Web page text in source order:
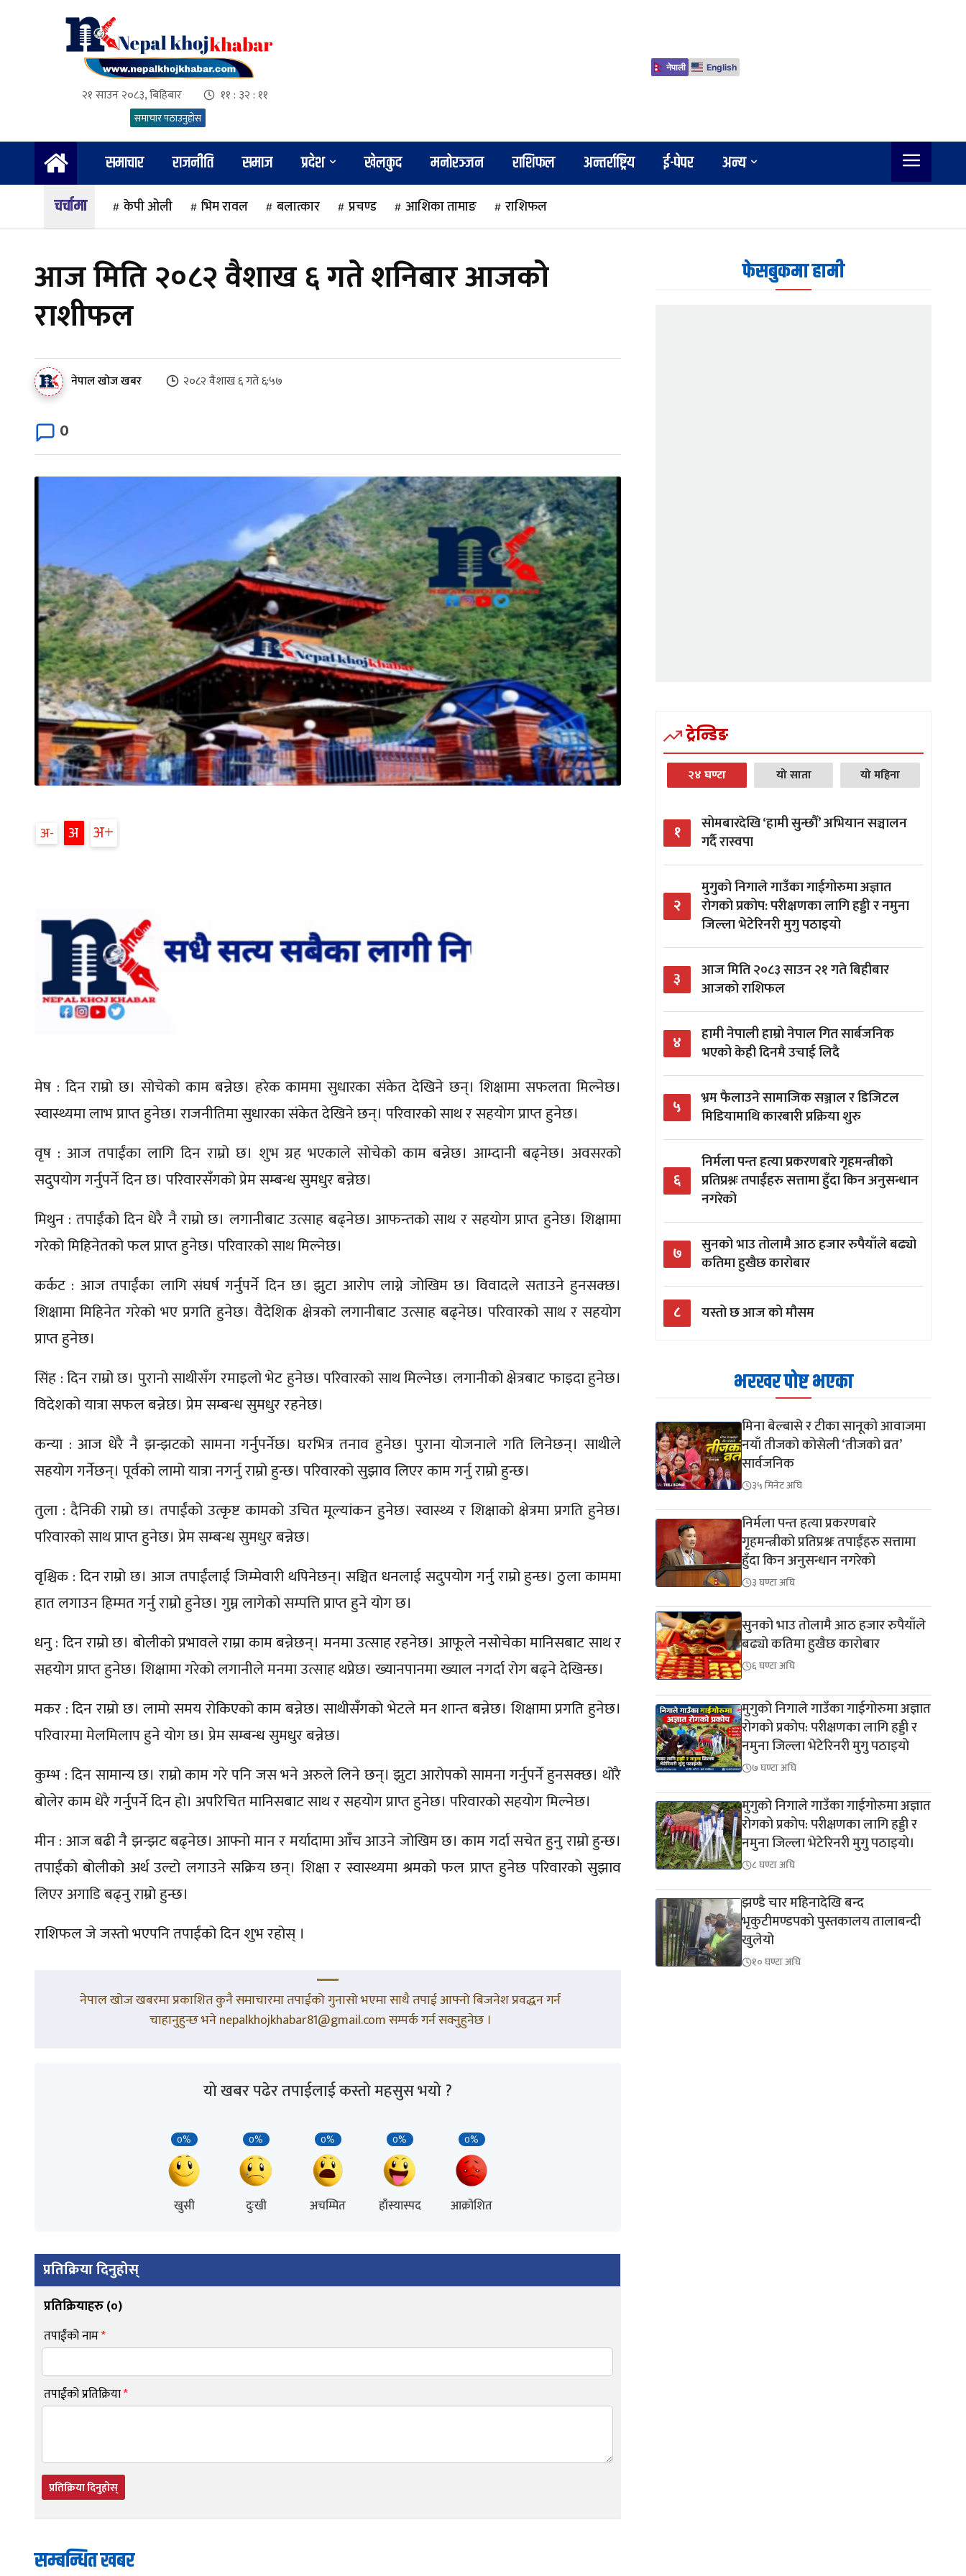
२१ साउन २०८३, बिहिबार ११ : ३२ : १२
समाचार पठाउनुहोस
नेपाली English
समाचार राजनीति समाज प्रदेश खेलकुद मनोरञ्जन राशिफल अन्तर्राष्ट्रिय ई-पेपर
अन्य
चर्चामा
केपी ओली भिम रावल बलात्कार प्रचण्ड आशिका तामाङ राशिफल
आज मिति २०८२ वैशाख ६ गते शनिबार आजको
राशीफल
नेपाल खोज खबर २०८२ वैशाख ६ गते ६:५७
0
अ अ अ
मेष : दिन राम्रो छ। सोचेको काम बन्नेछ। हरेक काममा सुधारका संकेत देखिने छन्। शिक्षामा सफलता मिल्नेछ।
स्वास्थ्यमा लाभ प्राप्त हुनेछ। राजनीतिमा सुधारका संकेत देखिने छन्। परिवारको साथ र सहयोग प्राप्त हुनेछ।
वृष : आज तपाईंका लागि दिन राम्रो छ। शुभ ग्रह भएकाले सोचेको काम बन्नेछ। आम्दानी बढ्नेछ। अवसरको
सदुपयोग गर्नुपर्ने दिन छ। परिवारसँगको प्रेम सम्बन्ध सुमधुर बन्नेछ।
मिथुन : तपाईंको दिन धेरै नै राम्रो छ। लगानीबाट उत्साह बढ्नेछ। आफन्तको साथ र सहयोग प्राप्त हुनेछ। शिक्षामा
गरेको मिहिनेतको फल प्राप्त हुनेछ। परिवारको साथ मिल्नेछ।
कर्कट : आज तपाईंका लागि संघर्ष गर्नुपर्ने दिन छ। झुटा आरोप लाग्ने जोखिम छ। विवादले सताउने हुनसक्छ।
शिक्षामा मिहिनेत गरेको भए प्रगति हुनेछ। वैदेशिक क्षेत्रको लगानीबाट उत्साह बढ्नेछ। परिवारको साथ र सहयोग
प्राप्त हुनेछ।
सिंह : दिन राम्रो छ। पुरानो साथीसँग रमाइलो भेट हुनेछ। परिवारको साथ मिल्नेछ। लगानीको क्षेत्रबाट फाइदा हुनेछ।
विदेशको यात्रा सफल बन्नेछ। प्रेम सम्बन्ध सुमधुर रहनेछ।
कन्या : आज धेरै नै झन्झटको सामना गर्नुपर्नेछ। घरभित्र तनाव हुनेछ। पुराना योजनाले गति लिनेछन्। साथीले
सहयोग गर्नेछन्। पूर्वको लामो यात्रा नगर्नु राम्रो हुन्छ। परिवारको सुझाव लिएर काम गर्नु राम्रो हुन्छ।
तुला : दैनिकी राम्रो छ। तपाईंको उत्कृष्ट कामको उचित मूल्यांकन हुनेछ। स्वास्थ्य र शिक्षाको क्षेत्रमा प्रगति हुनेछ।
परिवारको साथ प्राप्त हुनेछ। प्रेम सम्बन्ध सुमधुर बन्नेछ।
वृश्चिक : दिन राम्रो छ। आज तपाईंलाई जिम्मेवारी थपिनेछन्। सञ्चित धनलाई सदुपयोग गर्नु राम्रो हुन्छ। ठुला काममा
हात लगाउन हिम्मत गर्नु राम्रो हुनेछ। गुम्न लागेको सम्पत्ति प्राप्त हुने योग छ।
धनु : दिन राम्रो छ। बोलीको प्रभावले राम्रा काम बन्नेछन्। मनमा उत्साह रहनेछ। आफूले नसोचेका मानिसबाट साथ र
सहयोग प्राप्त हुनेछ। शिक्षामा गरेको लगानीले मनमा उत्साह थप्नेछ। ख्यानपानमा ख्याल नगर्दा रोग बढ्ने देखिन्छ।
मकर : दिन राम्रो छ। लामो समय रोकिएको काम बन्नेछ। साथीसँगको भेटले मन शान्त बन्नेछ। शिक्षामा प्रगति हुनेछ।
परिवारमा मेलमिलाप हुने योग छ। प्रेम सम्बन्ध सुमधुर बन्नेछ।
कुम्भ : दिन सामान्य छ। राम्रो काम गरे पनि जस भने अरुले लिने छन्। झुटा आरोपको सामना गर्नुपर्ने हुनसक्छ। थोरै
बोलेर काम धेरै गर्नुपर्ने दिन हो। अपरिचित मानिसबाट साथ र सहयोग प्राप्त हुनेछ। परिवारको सहयोग मिल्नेछ।
मीन : आज बढी नै झन्झट बढ्नेछ। आफ्नो मान र मर्यादामा आँच आउने जोखिम छ। काम गर्दा सचेत हुनु राम्रो हुन्छ।
तपाईंको बोलीको अर्थ उल्टो लगाउने सक्रिय छन्। शिक्षा र स्वास्थ्यमा श्रमको फल प्राप्त हुनेछ परिवारको सुझाव
लिएर अगाडि बढ्नु राम्रो हुन्छ।
राशिफल जे जस्तो भएपनि तपाईंको दिन शुभ रहोस् ।
नेपाल खोज खबरमा प्रकाशित कुनै समाचारमा तपाईंको गुनासो भएमा साथै तपाई आफ्नो बिजनेश प्रवद्धन गर्न
चाहानुहुन्छ भने nepalkhojkhabar81@gmail.com सम्पर्क गर्न सक्नुहुनेछ ।
यो खबर पढेर तपाईलाई कस्तो महसुस भयो ?
0%
खुसी
0%
दुःखी
0%
अचम्मित
0%
हाँस्यास्पद
0%
आक्रोशित
प्रतिक्रिया दिनुहोस्
प्रतिक्रियाहरु (०)
तपाईंको नाम*
तपाईंको प्रतिक्रिया*
प्रतिक्रिया दिनुहोस्
सम्बन्धित खबर
फेसबुकमा हामी
ट्रेन्डिङ
२४ घण्टा यो साता यो महिना
१
सोमबारदेखि ‘हामी सुन्छौँ’ अभियान सञ्चालन
गर्दै रास्वपा
२
मुगुको निगाले गाउँका गाईगोरुमा अज्ञात
रोगको प्रकोप: परीक्षणका लागि हड्डी र नमुना
जिल्ला भेटेरिनरी मुगु पठाइयो
३
आज मिति २०८३ साउन २१ गते बिहीबार
आजको राशिफल
४
हामी नेपाली हाम्रो नेपाल गित सार्बजनिक
भएको केही दिनमै उचाई लिदै
५
भ्रम फैलाउने सामाजिक सञ्जाल र डिजिटल
मिडियामाथि कारबारी प्रक्रिया शुरु
६
निर्मला पन्त हत्या प्रकरणबारे गृहमन्त्रीको
प्रतिप्रश्नः तपाईंहरु सत्तामा हुँदा किन अनुसन्धान
नगरेको
७
सुनको भाउ तोलामै आठ हजार रुपैयाँले बढ्यो
कतिमा हुखैछ कारोबार
८ यस्तो छ आज को मौसम
भरखर पोष्ट भएका
मिना बेल्बासे र टीका सानूको आवाजमा
नयाँ तीजको कोसेली ‘तीजको व्रत’
सार्वजनिक
३५ मिनेट अघि
निर्मला पन्त हत्या प्रकरणबारे
गृहमन्त्रीको प्रतिप्रश्नः तपाईंहरु सत्तामा
हुँदा किन अनुसन्धान नगरेको
३ घण्टा अघि
सुनको भाउ तोलामै आठ हजार रुपैयाँले
बढ्यो कतिमा हुखैछ कारोबार
६ घण्टा अघि
मुगुको निगाले गाउँका गाईगोरुमा अज्ञात
रोगको प्रकोप: परीक्षणका लागि हड्डी र
नमुना जिल्ला भेटेरिनरी मुगु पठाइयो
७ घण्टा अघि
मुगुको निगाले गाउँका गाईगोरुमा अज्ञात
रोगको प्रकोप: परीक्षणका लागि हड्डी र
नमुना जिल्ला भेटेरिनरी मुगु पठाइयो।
८ घण्टा अघि
झण्डै चार महिनादेखि बन्द
भृकुटीमण्डपको पुस्तकालय तालाबन्दी
खुलेयो
१० घण्टा अघि